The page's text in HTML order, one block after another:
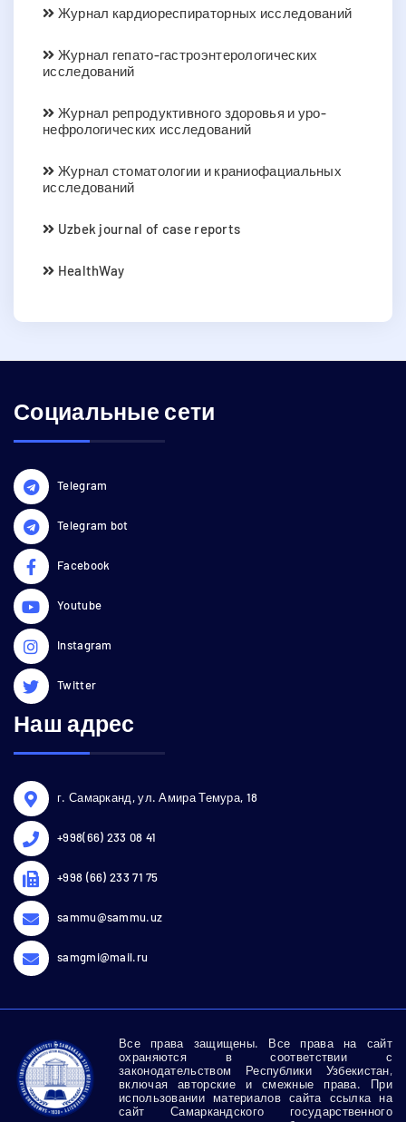
Журнал кардиореспираторных исследований
Журнал гепато-гастроэнтерологических
исследований
Журнал репродуктивного здоровья и уро-
нефрологических исследований
Журнал стоматологии и краниофациальных
исследований
Uzbek journal of case reports
HealthWay
Социальные сети
Telegram
Telegram bot
Facebook
Youtube
Instagram
Twitter
Наш адрес
г. Самарканд, ул. Амира Темура, 18
+998(66) 233 08 41
+998 (66) 233 71 75
sammu@sammu.uz
samgmi@mail.ru
Все права защищены. Все права на сайт
охраняются в соответствии с
законодательством Республики Узбекистан,
включая авторские и смежные права. При
использовании материалов сайта ссылка на
сайт Самаркандского государственного